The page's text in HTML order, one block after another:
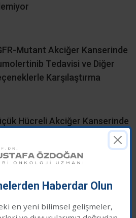
Mutant Akciğer Kanserinde
Tedavisi ve Diğer
Karşılaştırma
Hücreli Akciğer Kanserinde
Radyoterapi
Kanserinde Akciğer Nakli:
Tabu Yıkılıyor mu? Etkileyici
Haberdar Olun
en yeni bilimsel gelişmeler,